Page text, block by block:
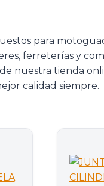
para
ferreterías y
nuestra tienda
calidad siempre.